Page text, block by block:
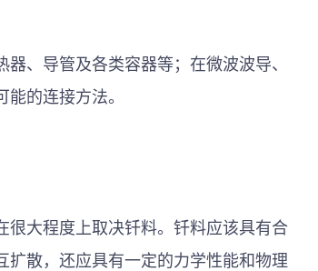
、导管及各类容器等；在微波波导、
的连接方法。
很大程度上取决钎料。钎料应该具有合
散，还应具有一定的力学性能和物理